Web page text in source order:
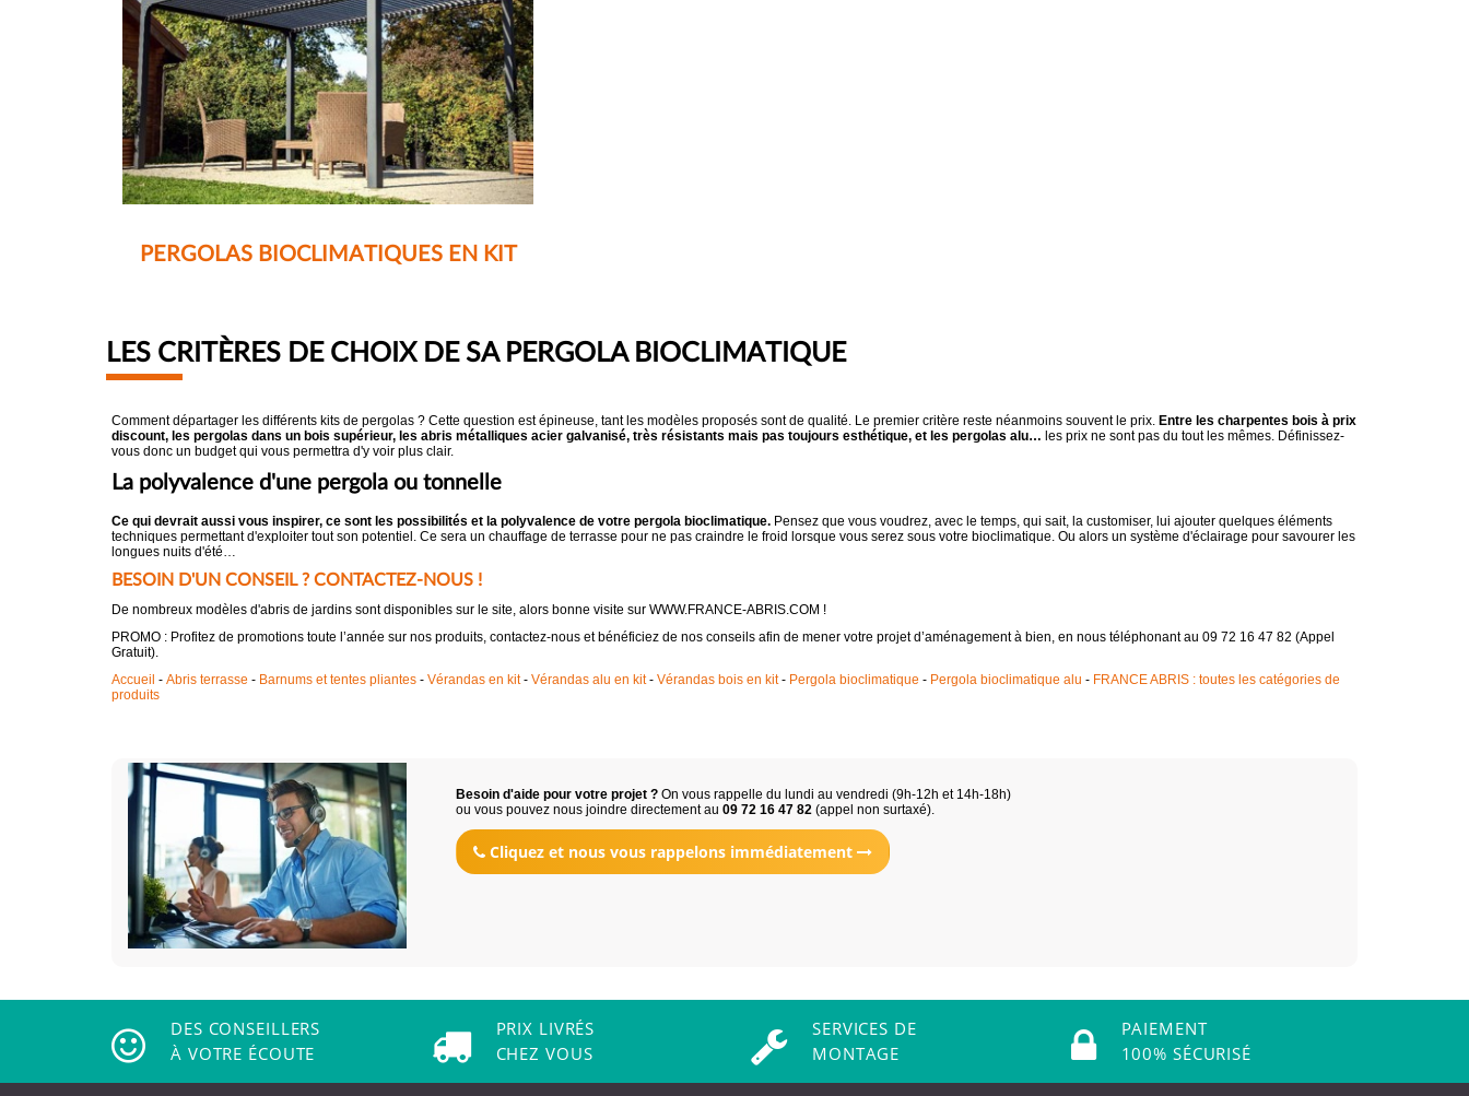
PERGOLAS BIOCLIMATIQUES EN KIT
LES CRITÈRES DE CHOIX DE SA PERGOLA BIOCLIMATIQUE
Comment départager les différents kits de pergolas ? Cette question est épineuse, tant les modèles proposés sont de qualité. Le premier critère reste néanmoins souvent le prix. Entre les charpentes bois à prix
discount, les pergolas dans un bois supérieur, les abris métalliques acier galvanisé, très résistants mais pas toujours esthétique, et les pergolas alu… les prix ne sont pas du tout les mêmes. Définissez-
vous donc un budget qui vous permettra d'y voir plus clair.
La polyvalence d'une pergola ou tonnelle
Ce qui devrait aussi vous inspirer, ce sont les possibilités et la polyvalence de votre pergola bioclimatique. Pensez que vous voudrez, avec le temps, qui sait, la customiser, lui ajouter quelques éléments
techniques permettant d'exploiter tout son potentiel. Ce sera un chauffage de terrasse pour ne pas craindre le froid lorsque vous serez sous votre bioclimatique. Ou alors un système d'éclairage pour savourer les
longues nuits d'été…
BESOIN D'UN CONSEIL ? CONTACTEZ-NOUS !
De nombreux modèles d'abris de jardins sont disponibles sur le site, alors bonne visite sur WWW.FRANCE-ABRIS.COM !
PROMO : Profitez de promotions toute l’année sur nos produits, contactez-nous et bénéficiez de nos conseils afin de mener votre projet d’aménagement à bien, en nous téléphonant au 09 72 16 47 82 (Appel
Gratuit).
Accueil - Abris terrasse - Barnums et tentes pliantes - Vérandas en kit- Vérandas alu en kit- Vérandas bois en kit- Pergola bioclimatique - Pergola bioclimatique alu - FRANCE ABRIS : toutes les catégories de
produits
Besoin d'aide pour votre projet ? On vous rappelle du lundi au vendredi (9h-12h et 14h-18h)
ou vous pouvez nous joindre directement au 09 72 16 47 82 (appel non surtaxé).
Cliquez et nous vous rappelons immédiatement
DES CONSEILLERS
À VOTRE ÉCOUTE
PRIX LIVRÉS
CHEZ VOUS
SERVICES DE
MONTAGE
PAIEMENT
100% SÉCURISÉ